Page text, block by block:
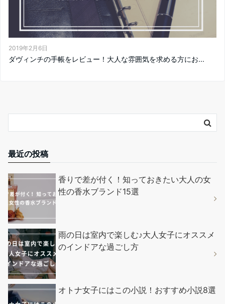
2019年2月6日
ダヴィンチの手帳をレビュー！大人な雰囲気を求める方にお...
最近の投稿
香りで差が付く！知っておきたい大人の女
性の香水ブランド15選
雨の日は室内で楽しむ♪大人女子にオススメ
のインドアな過ごし方
オトナ女子にはこの小説！おすすめ小説8選